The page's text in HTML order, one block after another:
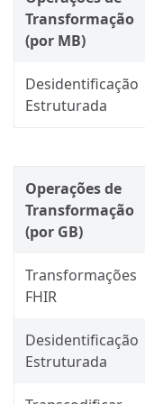
Transformação
(por MB)
Desidentificação
Estruturada
Operações de
Transformação
(por GB)
Transformações
FHIR
Desidentificação
Estruturada